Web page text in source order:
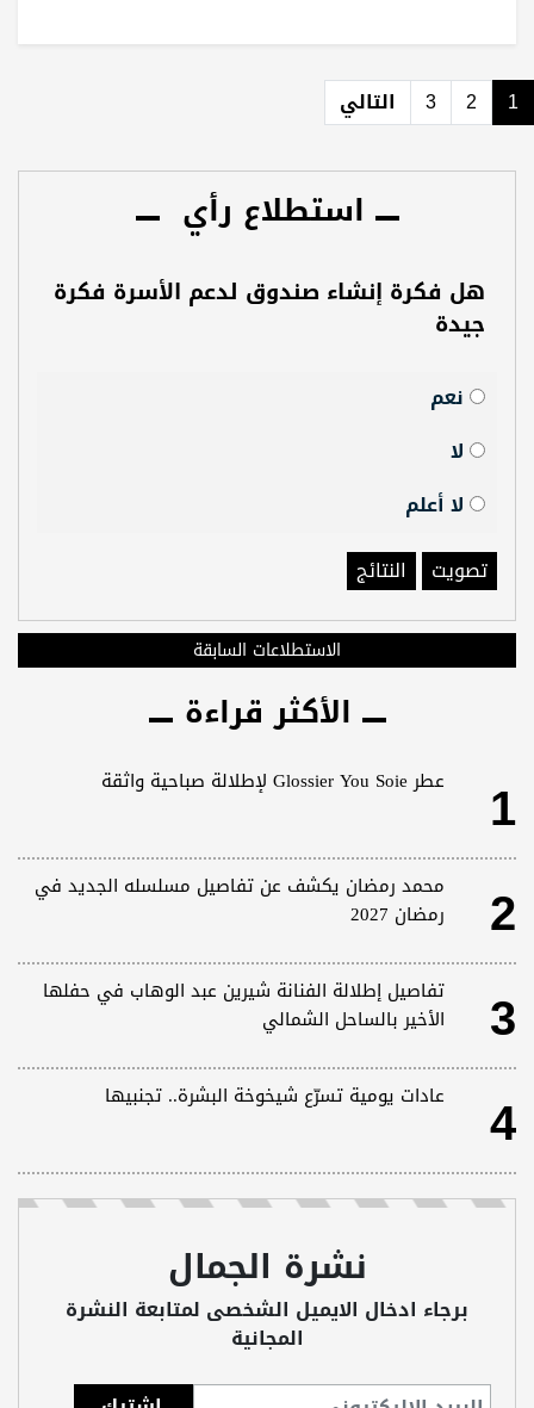
1
2
3 التالي
استطلاع رأي
هل فكرة إنشاء صندوق لدعم الأسرة فكرة
جيدة
نعم
لا
لا أعلم
تصويت
النتائج
الاستطلاعات السابقة
الأكثر قراءة
1 عطر Glossier You Soie لإطلالة صباحية واثقة
2
محمد رمضان يكشف عن تفاصيل مسلسله الجديد في
رمضان 2027
3
تفاصيل إطلالة الفنانة شيرين عبد الوهاب في حفلها
الأخير بالساحل الشمالي
4 عادات يومية تسرّع شيخوخة البشرة.. تجنبيها
نشرة الجمال
برجاء ادخال الايميل الشخصى لمتابعة النشرة
المجانية